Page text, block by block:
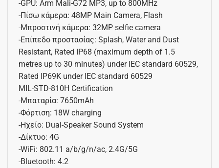
-GPU: Arm Mali-G72 MP3, up to 800MHz
-Πίσω κάμερα: 48MP Main Camera, Flash
-Μπροστινή κάμερα: 32MP selfie camera
-Επίπεδο προστασίας: Splash, Water and Dust
Resistant, Rated IP68 (maximum depth of 1.5
metres up to 30 minutes) under IEC standard 60529,
Rated IP69K under IEC standard 60529
MIL-STD-810H Certification
-Μπαταρία: 7650mAh
-Φόρτιση: 18W charging
-Ηχείο: Dual-Speaker Sound System
-Δίκτυο: 4G
-WiFi: 802.11 a/b/g/n/ac, 2.4G/5G
-Bluetooth: 4.2